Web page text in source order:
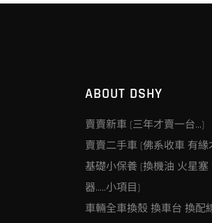
ABOUT DSHY
賣賣新車 (三年才賣一台…)
賣賣二手車 (佛系收車 有
基礎小保養 (換機油 火星
器…..小項目)
車輛全車換殼 換車台 換配